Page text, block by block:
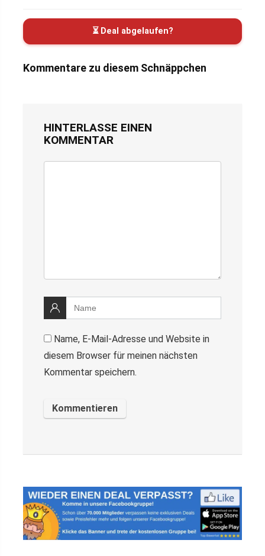
⏳ Deal abgelaufen?
Kommentare zu diesem Schnäppchen
HINTERLASSE EINEN
KOMMENTAR
Name, E-Mail-Adresse und Website in
diesem Browser für meinen nächsten
Kommentar speichern.